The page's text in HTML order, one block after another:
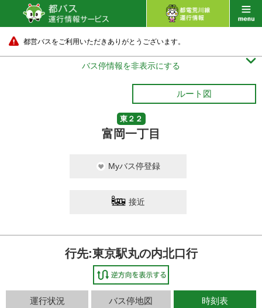
都営バスをご利用いただきありがとうございます。
バス停情報を非表示にする 
ルート図
東２２
富岡一丁目
Myバス停登録
接近
行先:東京駅丸の内北口行
運行状況 バス停地図 時刻表